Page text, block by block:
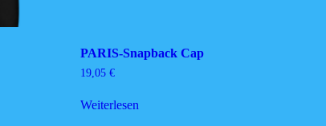
PARIS-Snapback Cap
19,05 €
Weiterlesen